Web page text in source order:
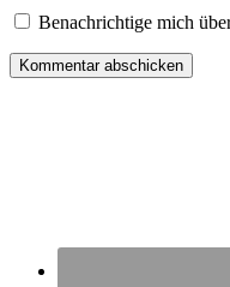
Benachrichtige mich